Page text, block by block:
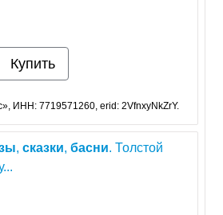
Купить
ИНН: 7719571260, erid: 2VfnxyNkZrY.
,сказки,басни. Толстой